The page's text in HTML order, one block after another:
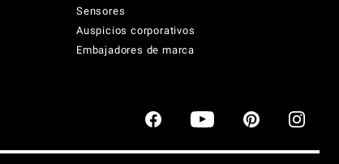
Sensores
Auspicios corporativos
Embajadores de marca